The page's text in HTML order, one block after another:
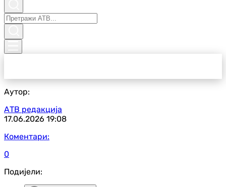
Аутор:
АТВ редакција
17.06.2026 19:08
Коментари:
0
Подијели: